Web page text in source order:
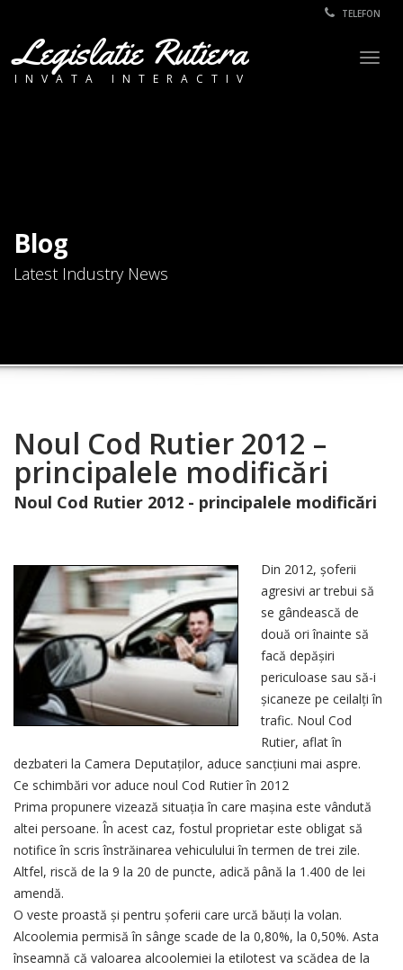
TELEFON
Legislatie Rutiera
INVATA INTERACTIV
Blog
Latest Industry News
Noul Cod Rutier 2012 –
principalele modificări
Noul Cod Rutier 2012 - principalele modificări
Din 2012, şoferii
agresivi ar trebui să
se gândească de
două ori înainte să
facă depăşiri
periculoase sau să-i
şicaneze pe ceilalţi în
trafic. Noul Cod
Rutier, aflat în
dezbateri la Camera Deputaţilor, aduce sancţiuni mai aspre.
Ce schimbări vor aduce noul Cod Rutier în 2012
Prima propunere vizează situaţia în care maşina este vândută
altei persoane. În acest caz, fostul proprietar este obligat să
notifice în scris înstrăinarea vehiculului în termen de trei zile.
Altfel, riscă de la 9 la 20 de puncte, adică până la 1.400 de lei
amendă.
O veste proastă şi pentru şoferii care urcă băuţi la volan.
Alcoolemia permisă în sânge scade de la 0,80%, la 0,50%. Asta
înseamnă că valoarea alcoolemiei la etilotest va scădea de la